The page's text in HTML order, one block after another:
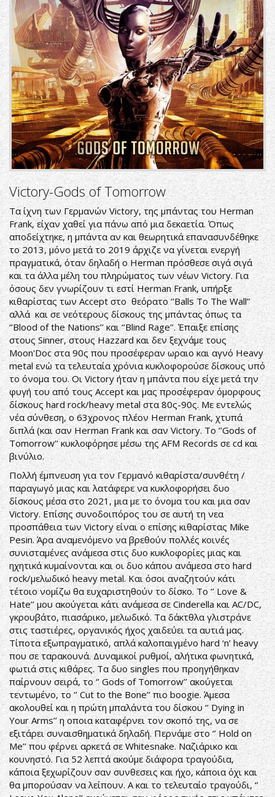
Victory-Gods of Tomorrow
Τα ίχνη των Γερμανών Victory, της μπάντας του Herman
Frank, είχαν χαθεί για πάνω από μια δεκαετία. Όπως
αποδείχτηκε, η μπάντα αν και θεωρητικά επανασυνδέθηκε
το 2013, μόνο μετά το 2019 άρχιζε να γίνεται ενεργή
πραγματικά, όταν δηλαδή ο Herman πρόσθεσε σιγά σιγά
και τα άλλα μέλη του πληρώματος των νέων Victory. Για
όσους δεν γνωρίζουν τι εστί Herman Frank, υπήρξε
κιθαρίστας των Accept στο θεόρατο ‘’Balls To The Wall’’
αλλά και σε νεότερους δίσκους της μπάντας όπως τα
‘’Blood of the Nations’’ και ‘’Blind Rage’’. Έπαιξε επίσης
στους Sinner, στους Hazzard και δεν ξεχνάμε τους
Moon'Doc στα 90ς που προσέφεραν ωραιο και αγνό Heavy
metal ενώ τα τελευταία χρόνια κυκλοφορούσε δίσκους υπό
το όνομα του. Οι Victory ήταν η μπάντα που είχε μετά την
φυγή του από τους Accept και μας προσέφεραν όμορφους
δίσκους hard rock/heavy metal στα 80ς-90ς. Με εντελώς
νέα σύνθεση, ο 63χρονος πλέον Herman Frank, χτυπά
διπλά (και σαν Herman Frank και σαν Victory. To ‘’Gods of
Tomorrow’’ κυκλοφόρησε μέσω της AFM Records σε cd και
βινύλιο.
Πολλή έμπνευση για τον Γερμανό κιθαρίστα/συνθέτη /
παραγωγό μιας και λατάφερε να κυκλοφορήσει δυο
δίσκους μέσα στο 2021, μια με το όνομα του και μια σαν
Victory. Επίσης συνοδοιπόρος του σε αυτή τη νεα
προσπάθεια των Victory είναι ο επίσης κιθαρίστας Mike
Pesin. Άρα αναμενόμενο να βρεθούν πολλές κοινές
συνισταμένες ανάμεσα στις δυο κυκλοφορίες μιας και
ηχητικά κυμαίνονται και οι δυο κάπου ανάμεσα στο hard
rock/μελωδικό heavy metal. Και όσοι αναζητούν κάτι
τέτοιο νομίζω θα ευχαριστηθούν το δίσκο. Το ‘’ Love &
Hate’’ μου ακούγεται κάτι ανάμεσα σε Cinderella και AC/DC,
γκρουβάτο, πιασάρικο, μελωδικό. Τα δάκτθλα γλιστράνε
στις ταστιέρες, οργανικός ήχος χαιδεύει τα αυτιά μας.
Τίποτα εξωπραγματικό, απλά καλοπαιγμένο hard ‘n’ heavy
που σε ταρακουνά. Δυναμικοί ρυθμοί, αλήτικα φωνητικά,
φωτιά στις κιθάρες. Τα δυο singles που προηγήθηκαν
παίρνουν σειρά, το ‘’ Gods of Tomorrow’’ ακούγεται
τεντωμένο, το ‘’ Cut to the Bone’’ πιο boogie. Άμεσα
ακολουθεί και η πρώτη μπαλάντα του δίσκου ‘’ Dying in
Your Arms’’ η οποια καταφέρνει τον σκοπό της, να σε
εξιτάρει συναισθηματικά δηλαδή. Περνάμε στο ‘’ Hold on
Me’’ που φέρνει αρκετά σε Whitesnake. Ναζιάρικο και
κουνηστό. Για 52 λεπτά ακούμε διάφορα τραγούδια,
κάποια ξεχωρίζουν σαν συνθεσεις και ήχο, κάποια όχι και
θα μπορούσαν να λείπουν. Α και το τελευταίο τραγούδι, ‘’